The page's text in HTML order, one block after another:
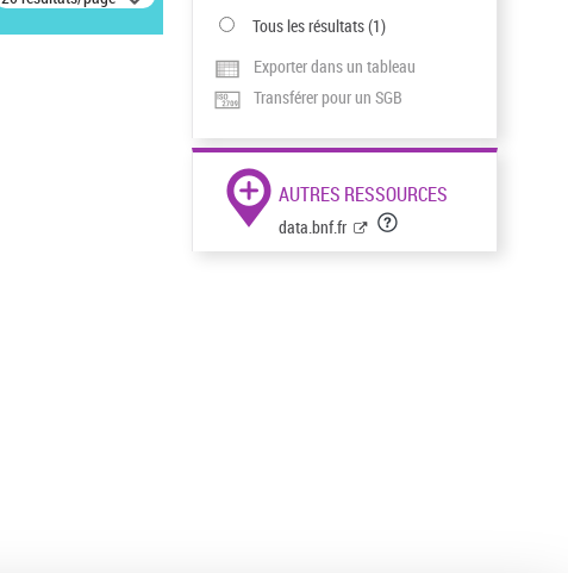
Tous les résultats(1)
Exporter dans un tableau
Transférer pour un SGB
AUTRES RESSOURCES
data.bnf.fr